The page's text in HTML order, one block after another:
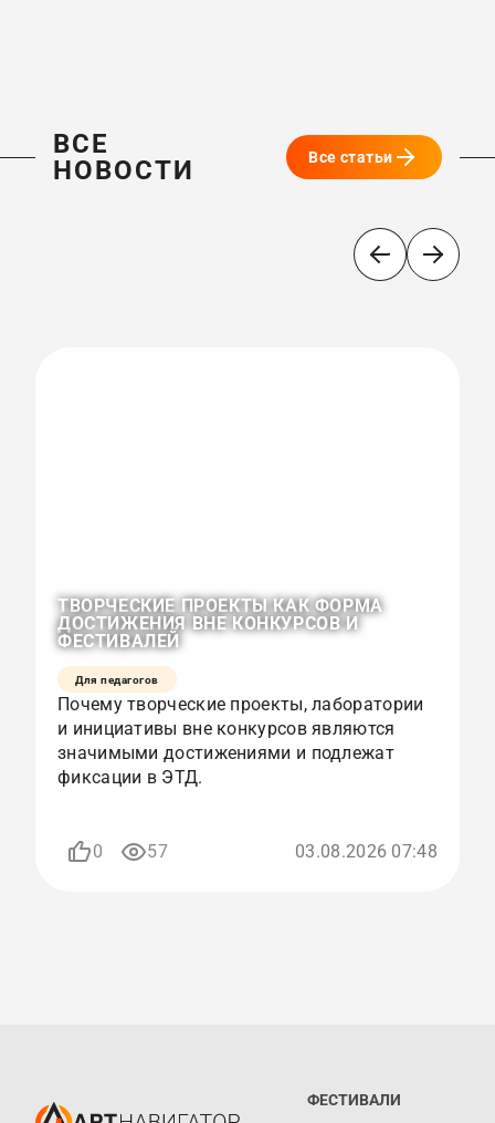
ВСЕ
НОВОСТИ
Все статьи
ТВОРЧЕСКИЕ ПРОЕКТЫ КАК ФОРМА
ДОСТИЖЕНИЯ ВНЕ КОНКУРСОВ И
ФЕСТИВАЛЕЙ
Для педагогов
Почему творческие проекты, лаборатории
и инициативы вне конкурсов являются
значимыми достижениями и подлежат
фиксации в ЭТД.
0 57 03.08.2026 07:48
ФЕСТИВАЛИ